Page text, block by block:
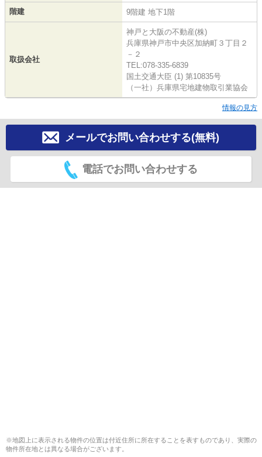
階建 9階建 地下1階
取扱会社
神戸と大阪の不動産(株)
兵庫県神戸市中央区加納町３丁目２
－２
TEL:078-335-6839
国土交通大臣 (1) 第10835号
（一社）兵庫県宅地建物取引業協会
情報の見方
メールでお問い合わせする(無料)
電話でお問い合わせする
※地図上に表示される物件の位置は付近住所に所在することを表すものであり、実際の
物件所在地とは異なる場合がございます。